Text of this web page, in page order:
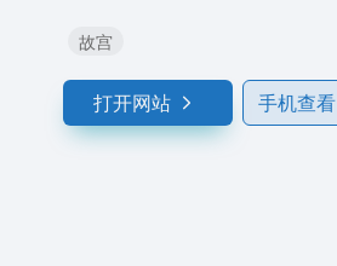
故宫
打开网站 手机查看